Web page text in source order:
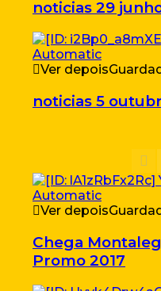
noticias 29 junho
Ver depois
noticias 5
Ver depois
Chega
Promo 2017